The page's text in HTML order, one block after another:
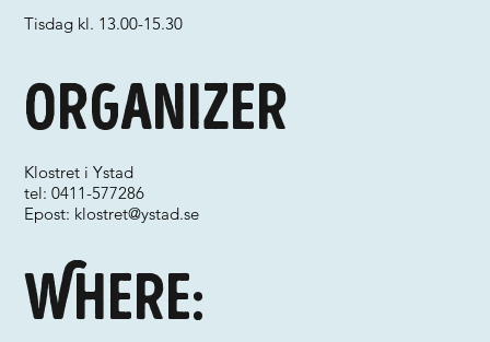
Where:
Organizer
Klostret i Ystad
tel: 0411-577286
Epost: klostret@ystad.se
Tisdag kl. 13.00-15.30